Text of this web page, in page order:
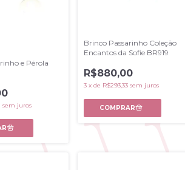
e Pérola
sem juros
Brinco Passarinho Coleção
Encantos da Sofie BR919
R$880,00
3 x de R$293,33 sem juros